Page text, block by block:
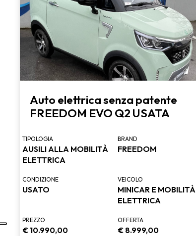
Auto elettrica senza patente
FREEDOM EVO Q2 USATA
TIPOLOGIA
AUSILI ALLA MOBILITÀ
ELETTRICA
BRAND
FREEDOM
CONDIZIONE
USATO
VEICOLO
MINICAR E MOBILITÀ
ELETTRICA
PREZZO
€ 10.990,00
OFFERTA
€ 8.999,00